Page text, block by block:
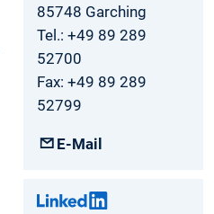
85748 Garching
Tel.: +49 89 289
52700
Fax: +49 89 289
52799
E-Mail